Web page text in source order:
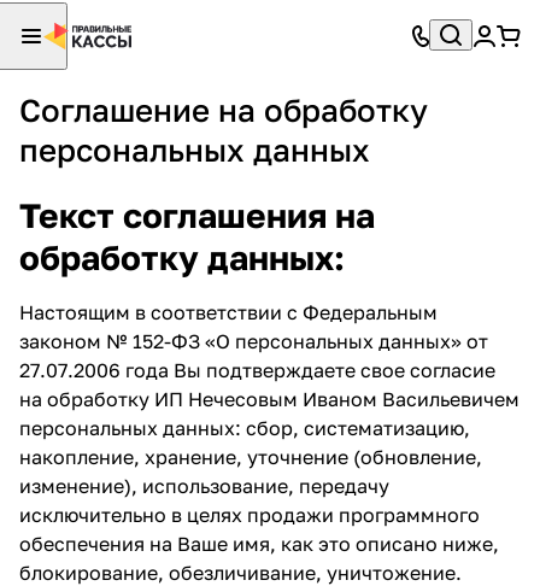
Соглашение на обработку
персональных данных
Текст соглашения на
обработку данных:
Настоящим в соответствии с Федеральным
законом № 152-ФЗ «О персональных данных» от
27.07.2006 года Вы подтверждаете свое согласие
на обработку ИП Нечесовым Иваном Васильевичем
персональных данных: сбор, систематизацию,
накопление, хранение, уточнение (обновление,
изменение), использование, передачу
исключительно в целях продажи программного
обеспечения на Ваше имя, как это описано ниже,
блокирование, обезличивание, уничтожение.